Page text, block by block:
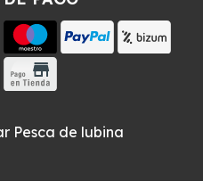
Pesca de lubina